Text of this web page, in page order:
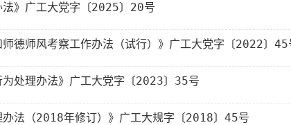
》广工大党字〔2025〕20号
德师风考察工作办法（试行）》广工大党字〔2022〕45
处理办法》广工大党字〔2023〕35号
法（2018年修订）》广工大规字〔2018〕45号